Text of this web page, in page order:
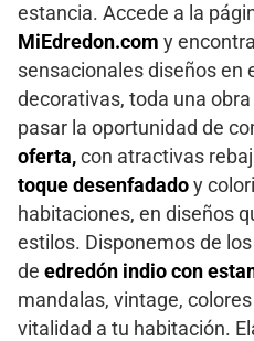
estancia. Accede a la
MiEdredon.com y
sensacionales diseños en
decorativas, toda una
pasar la oportunidad de
oferta, con atractivas
toque desenfadado y
habitaciones, en diseños
estilos. Disponemos de
de edredón indio con
mandalas, vintage,
vitalidad a tu habitación.